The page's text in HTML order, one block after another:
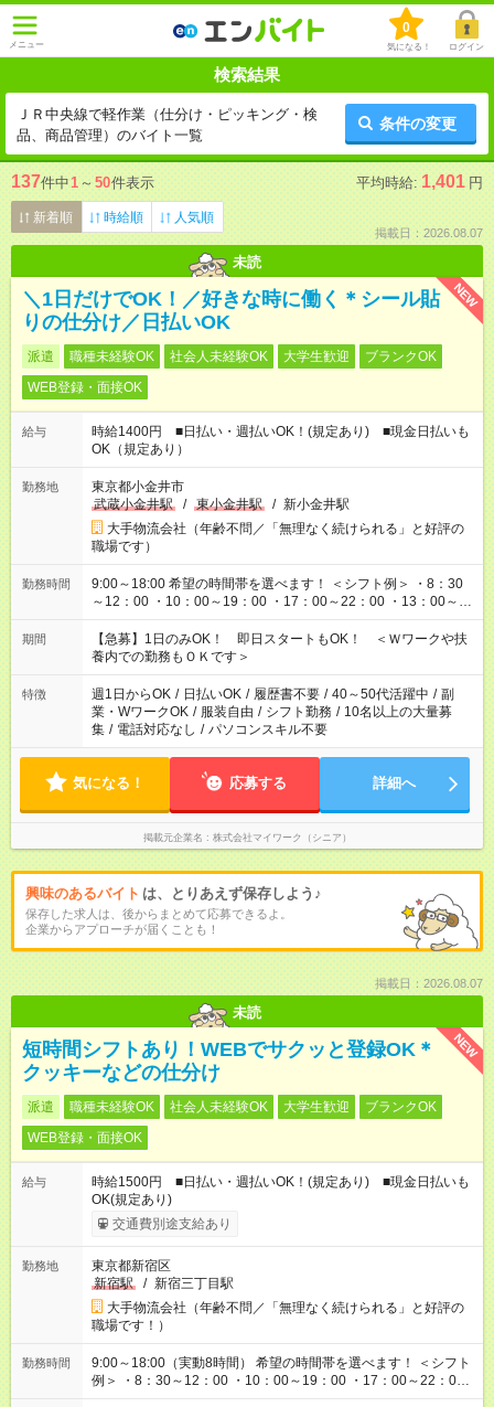
メニュー
0
気になる！ ログイン
検索結果
ＪＲ中央線で軽作業（仕分け・ピッキング・検
品、商品管理）のバイト一覧
条件の変更
137件中1 ～ 50件表示 平均時給: 1,401 円
新着順 時給順 人気順
掲載日：2026.08.07
未読
NEW
＼1日だけでOK！／好きな時に働く＊シール貼
りの仕分け／日払いOK
派遣 職種未経験OK 社会人未経験OK 大学生歓迎
ブランクOK
WEB登録・面接OK
給与
時給1400円 ■日払い・週払いOK！(規定あり) ■現金日払いも
OK（規定あり）
勤務地
東京都小金井市
武蔵小金井駅
/ 東小金井駅 / 新小金井駅
大手物流会社（年齢不問／「無理なく続けられる」と好評の
職場です）
勤務時間
9:00～18:00 希望の時間帯を選べます！ ＜シフト例＞ ・8：30
～12：00 ・10：00～19：00 ・17：00～22：00 ・13：00～
22：00 ・22：00～翌6：00 など
期間
【急募】1日のみOK！ 即日スタートもOK！ ＜Ｗワークや扶
養内での勤務もＯＫです＞
特徴 週1日からOK / 日払いOK / 履歴書不要 / 40～50代活躍中 / 副
業・WワークOK / 服装自由 / シフト勤務 / 10名以上の大量募
集 / 電話対応なし / パソコンスキル不要
気になる！ 応募する 詳細へ
掲載元企業名 株式会社マイワーク（シニア）
興味のあるバイト は、とりあえず保存しよう♪
保存した求人は、後からまとめて応募できるよ。
企業からアプローチが届くことも！
掲載日：2026.08.07
未読
NEW
短時間シフトあり！WEBでサクッと登録OK＊
クッキーなどの仕分け
派遣 職種未経験OK 社会人未経験OK 大学生歓迎
ブランクOK
WEB登録・面接OK
給与
時給1500円 ■日払い・週払いOK！(規定あり) ■現金日払いも
OK(規定あり)
交通費別途支給あり
勤務地
東京都新宿区
新宿駅
/ 新宿三丁目駅
大手物流会社（年齢不問／「無理なく続けられる」と好評の
職場です！）
勤務時間
9:00～18:00（実動8時間） 希望の時間帯を選べます！ ＜シフト
例＞ ・8：30～12：00 ・10：00～19：00 ・17：00～22：00
・13：00～22：00 ・22：00～翌6：00 など